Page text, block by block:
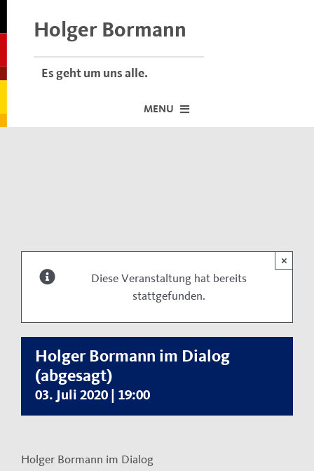
Holger Bormann
Es geht um uns alle.
MENU
Neuigkeiten
Der Bormann-Bulli
Impressum
Datenschutzerklärung
Diese Veranstaltung hat bereits
stattgefunden.
×
Holger Bormann im Dialog
(abgesagt)
03. Juli 2020 | 19:00
Holger Bormann im Dialog